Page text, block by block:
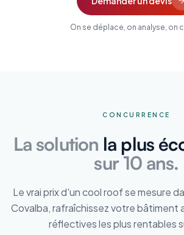
On se déplace, on analyse, on
CONCURRENCE
La solution la plus
sur 10 ans.
Le vrai prix d'un cool roof se mesure
Covalba, rafraîchissez votre bâtiment
réflectives les plus rentables